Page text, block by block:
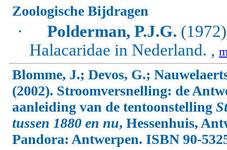
Zoologische Bijdragen
· Polderman, P.J.G.
Halacaridae in Nederland. ,
Blomme, J.; Devos, G.;
(2002). Stroomversnelling: de
aanleiding van de tentoonstelling
tussen 1880 en nu, Hessenhuis,
Pandora: Antwerpen. ISBN 90-